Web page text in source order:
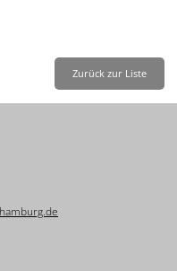
Leichte Sprache
Zurück zur Liste